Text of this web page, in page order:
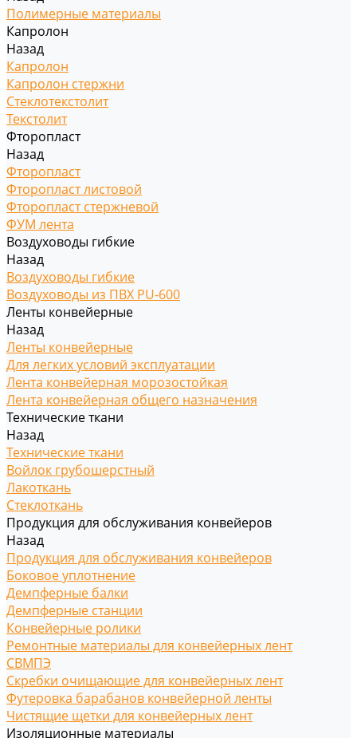
Полимерные материалы
Капролон
Назад
Капролон
Капролон стержни
Стеклотекстолит
Текстолит
Фторопласт
Назад
Фторопласт
Фторопласт листовой
Фторопласт стержневой
ФУМ лента
Воздуховоды гибкие
Назад
Воздуховоды гибкие
Воздуховоды из ПВХ PU-600
Ленты конвейерные
Назад
Ленты конвейерные
Для легких условий эксплуатации
Лента конвейерная морозостойкая
Лента конвейерная общего назначения
Технические ткани
Назад
Технические ткани
Войлок грубошерстный
Лакоткань
Стеклоткань
Продукция для обслуживания конвейеров
Назад
Продукция для обслуживания конвейеров
Боковое уплотнение
Демпферные балки
Демпферные станции
Конвейерные ролики
Ремонтные материалы для конвейерных лент
СВМПЭ
Скребки очищающие для конвейерных лент
Футеровка барабанов конвейерной ленты
Чистящие щетки для конвейерных лент
Изоляционные материалы